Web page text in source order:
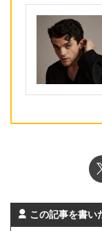
この記事を書い